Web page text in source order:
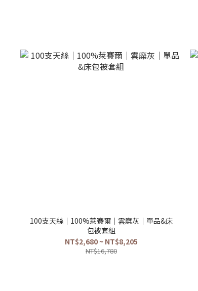
100支天絲｜100%萊賽爾｜雲糜灰｜單品&床
包被套組
NT$2,680 ~ NT$8,205
NT$16,780